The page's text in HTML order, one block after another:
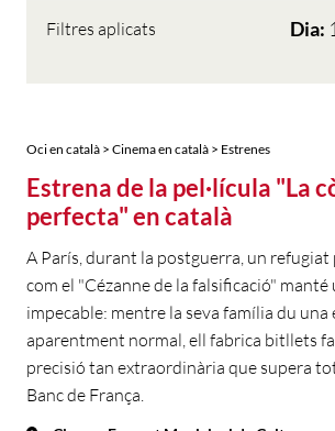
Filtres aplicats Dia:
Oci en català > Cinema en català > Estrenes
Estrena de la pel·lícula "La
perfecta" en català
A París, durant la postguerra, un
com el "Cézanne de la falsificació" manté
impecable: mentre la seva família du una
aparentment normal, ell fabrica bitllets
precisió tan extraordinària que supera
Banc de França.